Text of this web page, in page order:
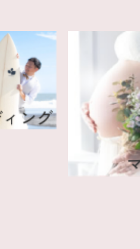
ウェディング